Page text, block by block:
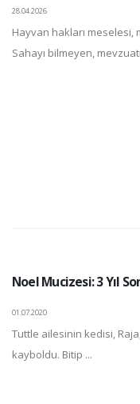
28.04.2026
Hayvan hakları meselesi,
Sahayı bilmeyen,
Noel Mucizesi: 3 Yıl
01.07.2020
Tuttle ailesinin kedisi,
kayboldu. Bitip ...